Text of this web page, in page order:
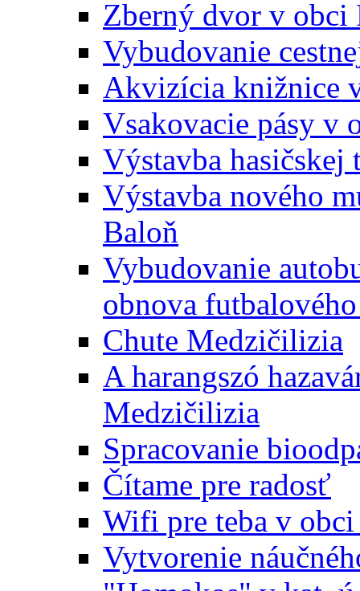
Zberný dvor v obci
Vybudovanie
Akvizícia knižnice
Vsakovacie pásy v
Výstavba
Výstavba nového
Baloň
Vybudovanie
obnova
Chute Medzičilizia
A harangszó
Medzičilizia
Spracovanie
Čítame pre radosť
Wifi pre teba v
Vytvorenie